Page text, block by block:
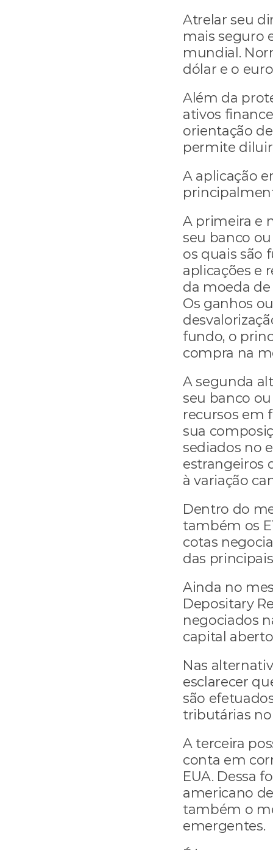
Atrelar seu
mais seguro
mundial.
dólar e o
Além da
ativos
orientação
permite
A aplicação
A primeira e
seu banco
os quais são
aplicações e
da moeda
Os ganhos
fundo, o
compra na
A segunda
seu banco
recursos em
sua
sediados no
estrangeiros
à variação
Dentro do
também os
cotas
das
Ainda no
Depositary
negociados
capital
Nas
esclarecer
são
tributárias no
A terceira
conta em
EUA. Dessa
americano
também o
emergentes.